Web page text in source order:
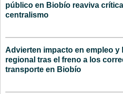
público en Biobío reaviva
centralismo
Advierten impacto en empleo y
regional tras el freno a los
transporte en Biobío